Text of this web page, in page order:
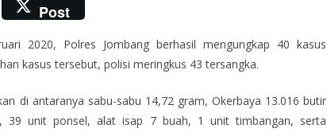
Post
2020, Polres Jombang berhasil mengungkap 40 kasus
kasus tersebut, polisi meringkus 43 tersangka.
di antaranya sabu-sabu 14,72 gram, Okerbaya 13.016 butir
unit ponsel, alat isap 7 buah, 1 unit timbangan, serta